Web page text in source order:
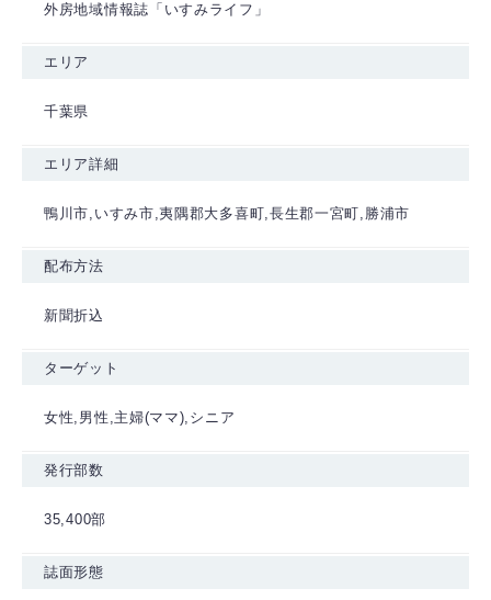
外房地域情報誌「いすみライフ」
エリア
千葉県
エリア詳細
鴨川市,いすみ市,夷隅郡大多喜町,長生郡一宮町,勝浦市
配布方法
新聞折込
ターゲット
女性,男性,主婦(ママ),シニア
発行部数
35,400部
誌面形態